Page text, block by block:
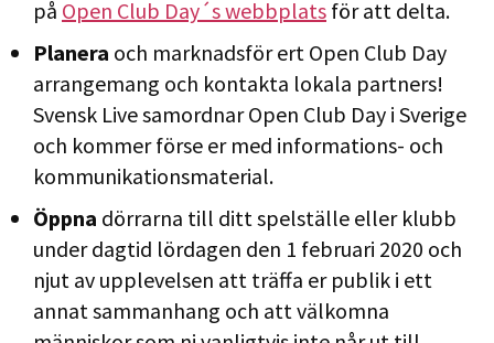
på Open Club Day´s webbplats för att delta.
Planera och marknadsför ert Open Club Day
arrangemang och kontakta lokala partners!
Svensk Live samordnar Open Club Day i Sverige
och kommer förse er med informations- och
kommunikationsmaterial.
Öppna dörrarna till ditt spelställe eller klubb
under dagtid lördagen den 1 februari 2020 och
njut av upplevelsen att träffa er publik i ett
annat sammanhang och att välkomna